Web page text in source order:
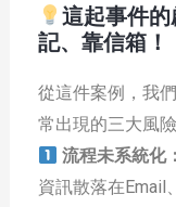
這起事件
記、靠信箱！
從這件案例，我
常出現的三大風險
流程未系統化：
資訊散落在Email